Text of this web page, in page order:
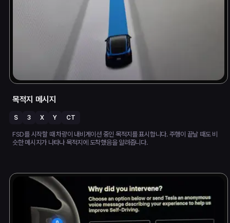
목적지 메시지
S 3 X Y CT
FSD를 시작할 때 차량이 내비게이션 중인 목적지를 표시합니다. 주행이 끝날 때도 비
슷한 메시지가 나타나 목적지에 도착했음을 알려줍니다.